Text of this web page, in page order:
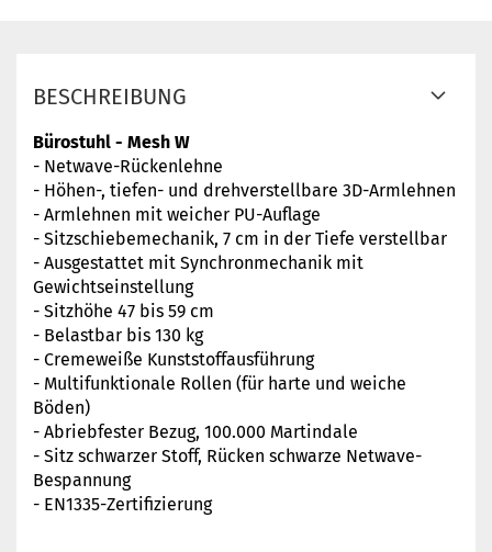
BESCHREIBUNG
Bürostuhl - Mesh W
- Netwave-Rückenlehne
- Höhen-, tiefen- und drehverstellbare 3D-Armlehnen
- Armlehnen mit weicher PU-Auflage
- Sitzschiebemechanik, 7 cm in der Tiefe verstellbar
- Ausgestattet mit Synchronmechanik mit
Gewichtseinstellung
- Sitzhöhe 47 bis 59 cm
- Belastbar bis 130 kg
- Cremeweiße Kunststoffausführung
- Multifunktionale Rollen (für harte und weiche
Böden)
- Abriebfester Bezug, 100.000 Martindale
- Sitz schwarzer Stoff, Rücken schwarze Netwave-
Bespannung
- ​EN1335-Zertifizierung